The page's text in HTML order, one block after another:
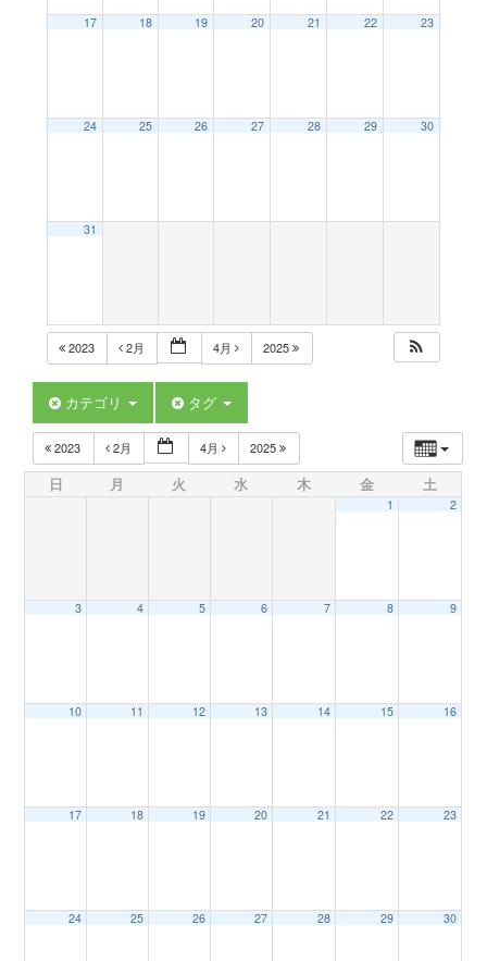
o
17 18 19 20 21 22 23
24 25 26 27 28 29 30
31
2023 2月 4月 2025
カテゴリ タグ
2023 2月 4月 2025
日 月 火 水 木 金 土
1 2
3 4 5 6 7 8 9
10 11 12 13 14 15 16
17 18 19 20 21 22 23
24 25 26 27 28 29 30